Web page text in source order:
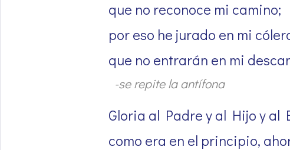
que no reconoce mi camino;
por eso he jurado en mi
que no entrarán en mi
-se repite la antífona
Gloria al Padre y al Hijo y al
como era en el principio,